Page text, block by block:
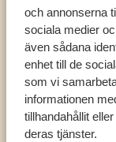
och annonserna
sociala medier
även sådana
enhet till de
som vi
informationen
tillhandahållit
deras tjänster.
Ring
VÅRA